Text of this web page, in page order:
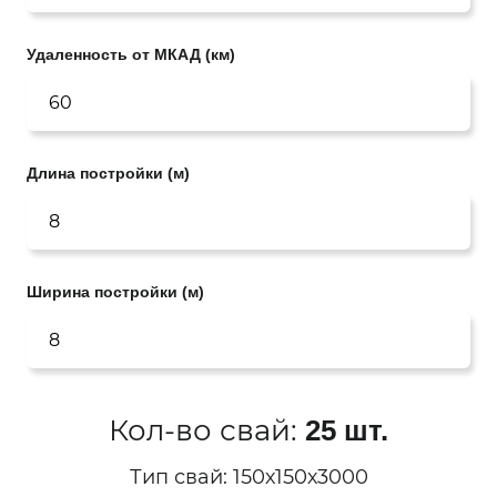
Удаленность от МКАД (км)
Длина постройки (м)
Ширина постройки (м)
Кол-во свай: 25 шт.
Тип свай: 150х150х3000